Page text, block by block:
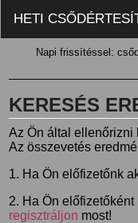
HETI
Napi frissítéssel:
KERESÉS
Az Ön által ellenőrizni
Az összevetés
1. Ha Ön előfizetőnk
2. Ha Ön
regisztráljon most!